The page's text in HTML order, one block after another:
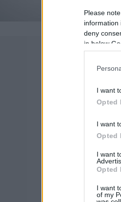
Please
information
deny
in below
I want
Opted
I want
Opted
I want
Opted
I want
of my